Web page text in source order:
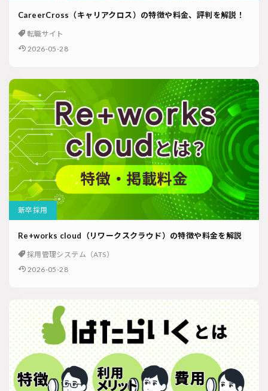
CareerCross（キャリアクロス）の特徴や料金、評判を解説！
転職サイト
2026-05-28
新卒採用
Re+works cloud（リワークスクラウド）の特徴や料金を解説
採用管理システム（ATS）
2026-05-28